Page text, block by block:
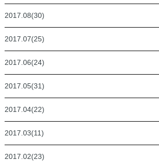
2017.08(30)
2017.07(25)
2017.06(24)
2017.05(31)
2017.04(22)
2017.03(11)
2017.02(23)